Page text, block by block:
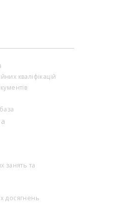
кваліфікацій
занять та
досягнень